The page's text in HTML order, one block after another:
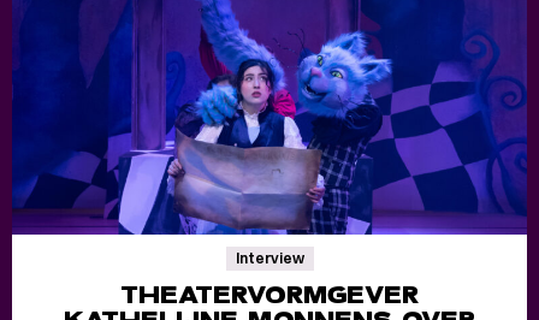
Interview
THEATERVORMGEVER